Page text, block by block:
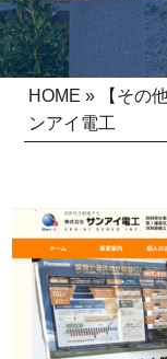
HOME » 【その
ンアイ電工